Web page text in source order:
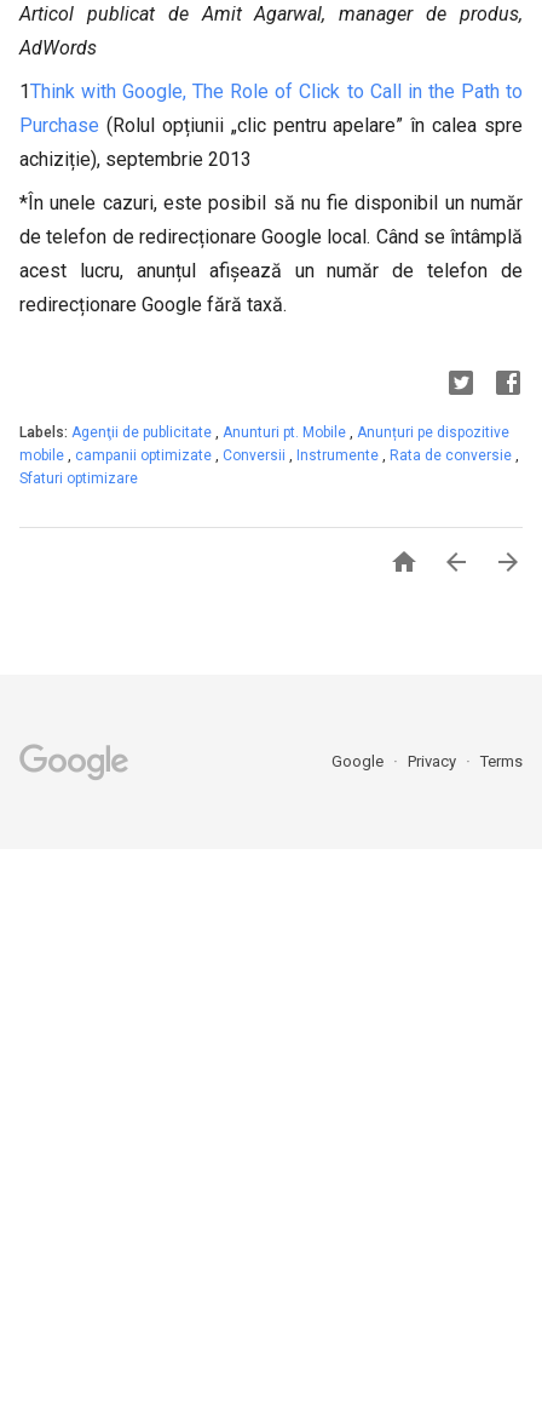
Articol publicat de Amit Agarwal, manager de produs,
AdWords
1Think with Google, The Role of Click to Call in the Path to
Purchase (Rolul opțiunii „clic pentru apelare” în calea spre
achiziție), septembrie 2013
*În unele cazuri, este posibil să nu fie disponibil un număr
de telefon de redirecționare Google local. Când se întâmplă
acest lucru, anunțul afișează un număr de telefon de
redirecționare Google fără taxă.
Labels: Agenţii de publicitate , Anunturi pt. Mobile , Anunțuri pe dispozitive
mobile , campanii optimizate , Conversii , Instrumente , Rata de conversie ,
Sfaturi optimizare
  
Google Privacy Terms